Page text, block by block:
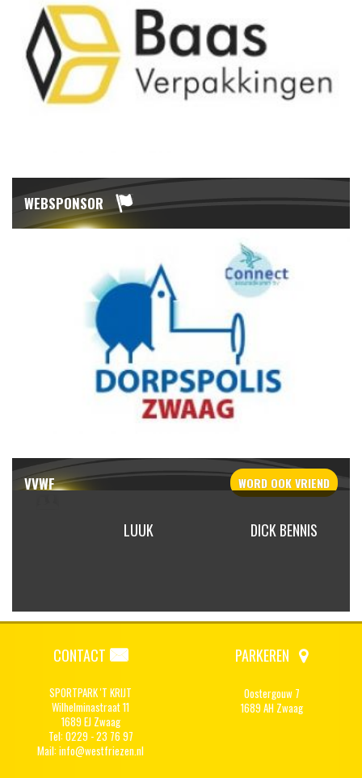
WEBSPONSOR
VVWF WORD OOKVRIEND
LUUK DICK BENNIS
CONTACT
SPORTPARK 'T KRIJT
Wilhelminastraat 11
1689 EJ Zwaag
Tel: 0229 - 23 76 97
Mail:info@westfriezen.nl
PARKEREN
Oostergouw 7
1689 AH Zwaag